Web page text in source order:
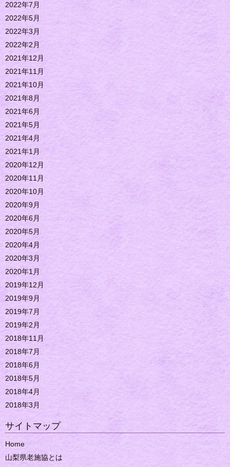
2022年7月
2022年5月
2022年3月
2022年2月
2021年12月
2021年11月
2021年10月
2021年8月
2021年6月
2021年5月
2021年4月
2021年1月
2020年12月
2020年11月
2020年10月
2020年9月
2020年6月
2020年5月
2020年4月
2020年3月
2020年1月
2019年12月
2019年9月
2019年7月
2019年2月
2018年11月
2018年7月
2018年6月
2018年5月
2018年4月
2018年3月
サイトマップ
Home
山梨県老施協とは